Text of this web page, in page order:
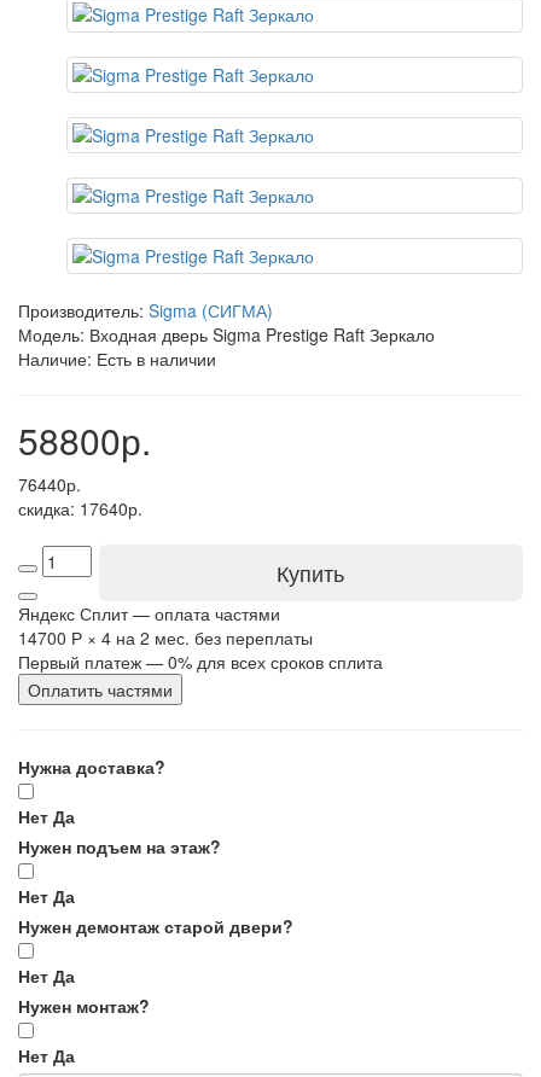
Производитель: Sigma (СИГМА)
Модель: Входная дверь Sigma Prestige Raft Зеркало
Наличие: Есть в наличии
58800р.
76440р.
скидка: 17640р.
Купить
Яндекс Сплит — оплата частями
14700 Р × 4 на 2 мес. без переплаты
Первый платеж — 0% для всех сроков сплита
Оплатить частями
Нужна доставка?
Нет Да
Нужен подъем на этаж?
Нет Да
Нужен демонтаж старой двери?
Нет Да
Нужен монтаж?
Нет Да